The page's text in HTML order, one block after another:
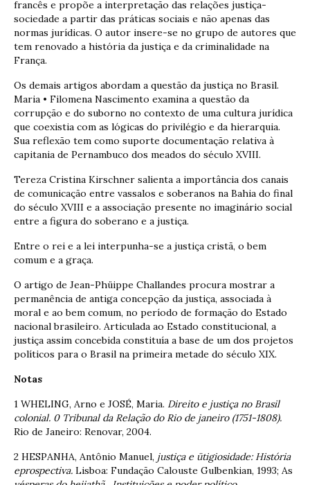
francês e propõe a interpretação das relações justiça-
sociedade a partir das práticas sociais e não apenas das
normas jurídicas. O autor insere-se no grupo de autores que
tem renovado a história da justiça e da criminalidade na
França.
Os demais artigos abordam a questão da justiça no Brasil.
Maria • Filomena Nascimento examina a questão da
corrupção e do suborno no contexto de uma cultura jurídica
que coexistia com as lógicas do privilégio e da hierarquia.
Sua reflexão tem como suporte documentação relativa à
capitania de Pernambuco dos meados do século XVIII.
Tereza Cristina Kirschner salienta a importância dos canais
de comunicação entre vassalos e soberanos na Bahia do final
do século XVIII e a associação presente no imaginário social
entre a figura do soberano e a justiça.
Entre o rei e a lei interpunha-se a justiça cristã, o bem
comum e a graça.
O artigo de Jean-Phüippe Challandes procura mostrar a
permanência de antiga concepção da justiça, associada à
moral e ao bem comum, no período de formação do Estado
nacional brasileiro. Articulada ao Estado constitucional, a
justiça assim concebida constituía a base de um dos projetos
políticos para o Brasil na primeira metade do século XIX.
Notas
1 WHELING, Arno e JOSÉ, Maria. Direito e justiça no Brasil
colonial. 0 Tribunal da Relação do Rio de janeiro (1751-1808).
Rio de Janeiro: Renovar, 2004.
2 HESPANHA, Antônio Manuel, justiça e ütigiosidade: História
eprospectiva. Lisboa: Fundação Calouste Gulbenkian, 1993; As